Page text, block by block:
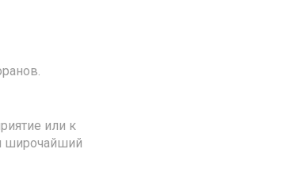
или к
широчайший